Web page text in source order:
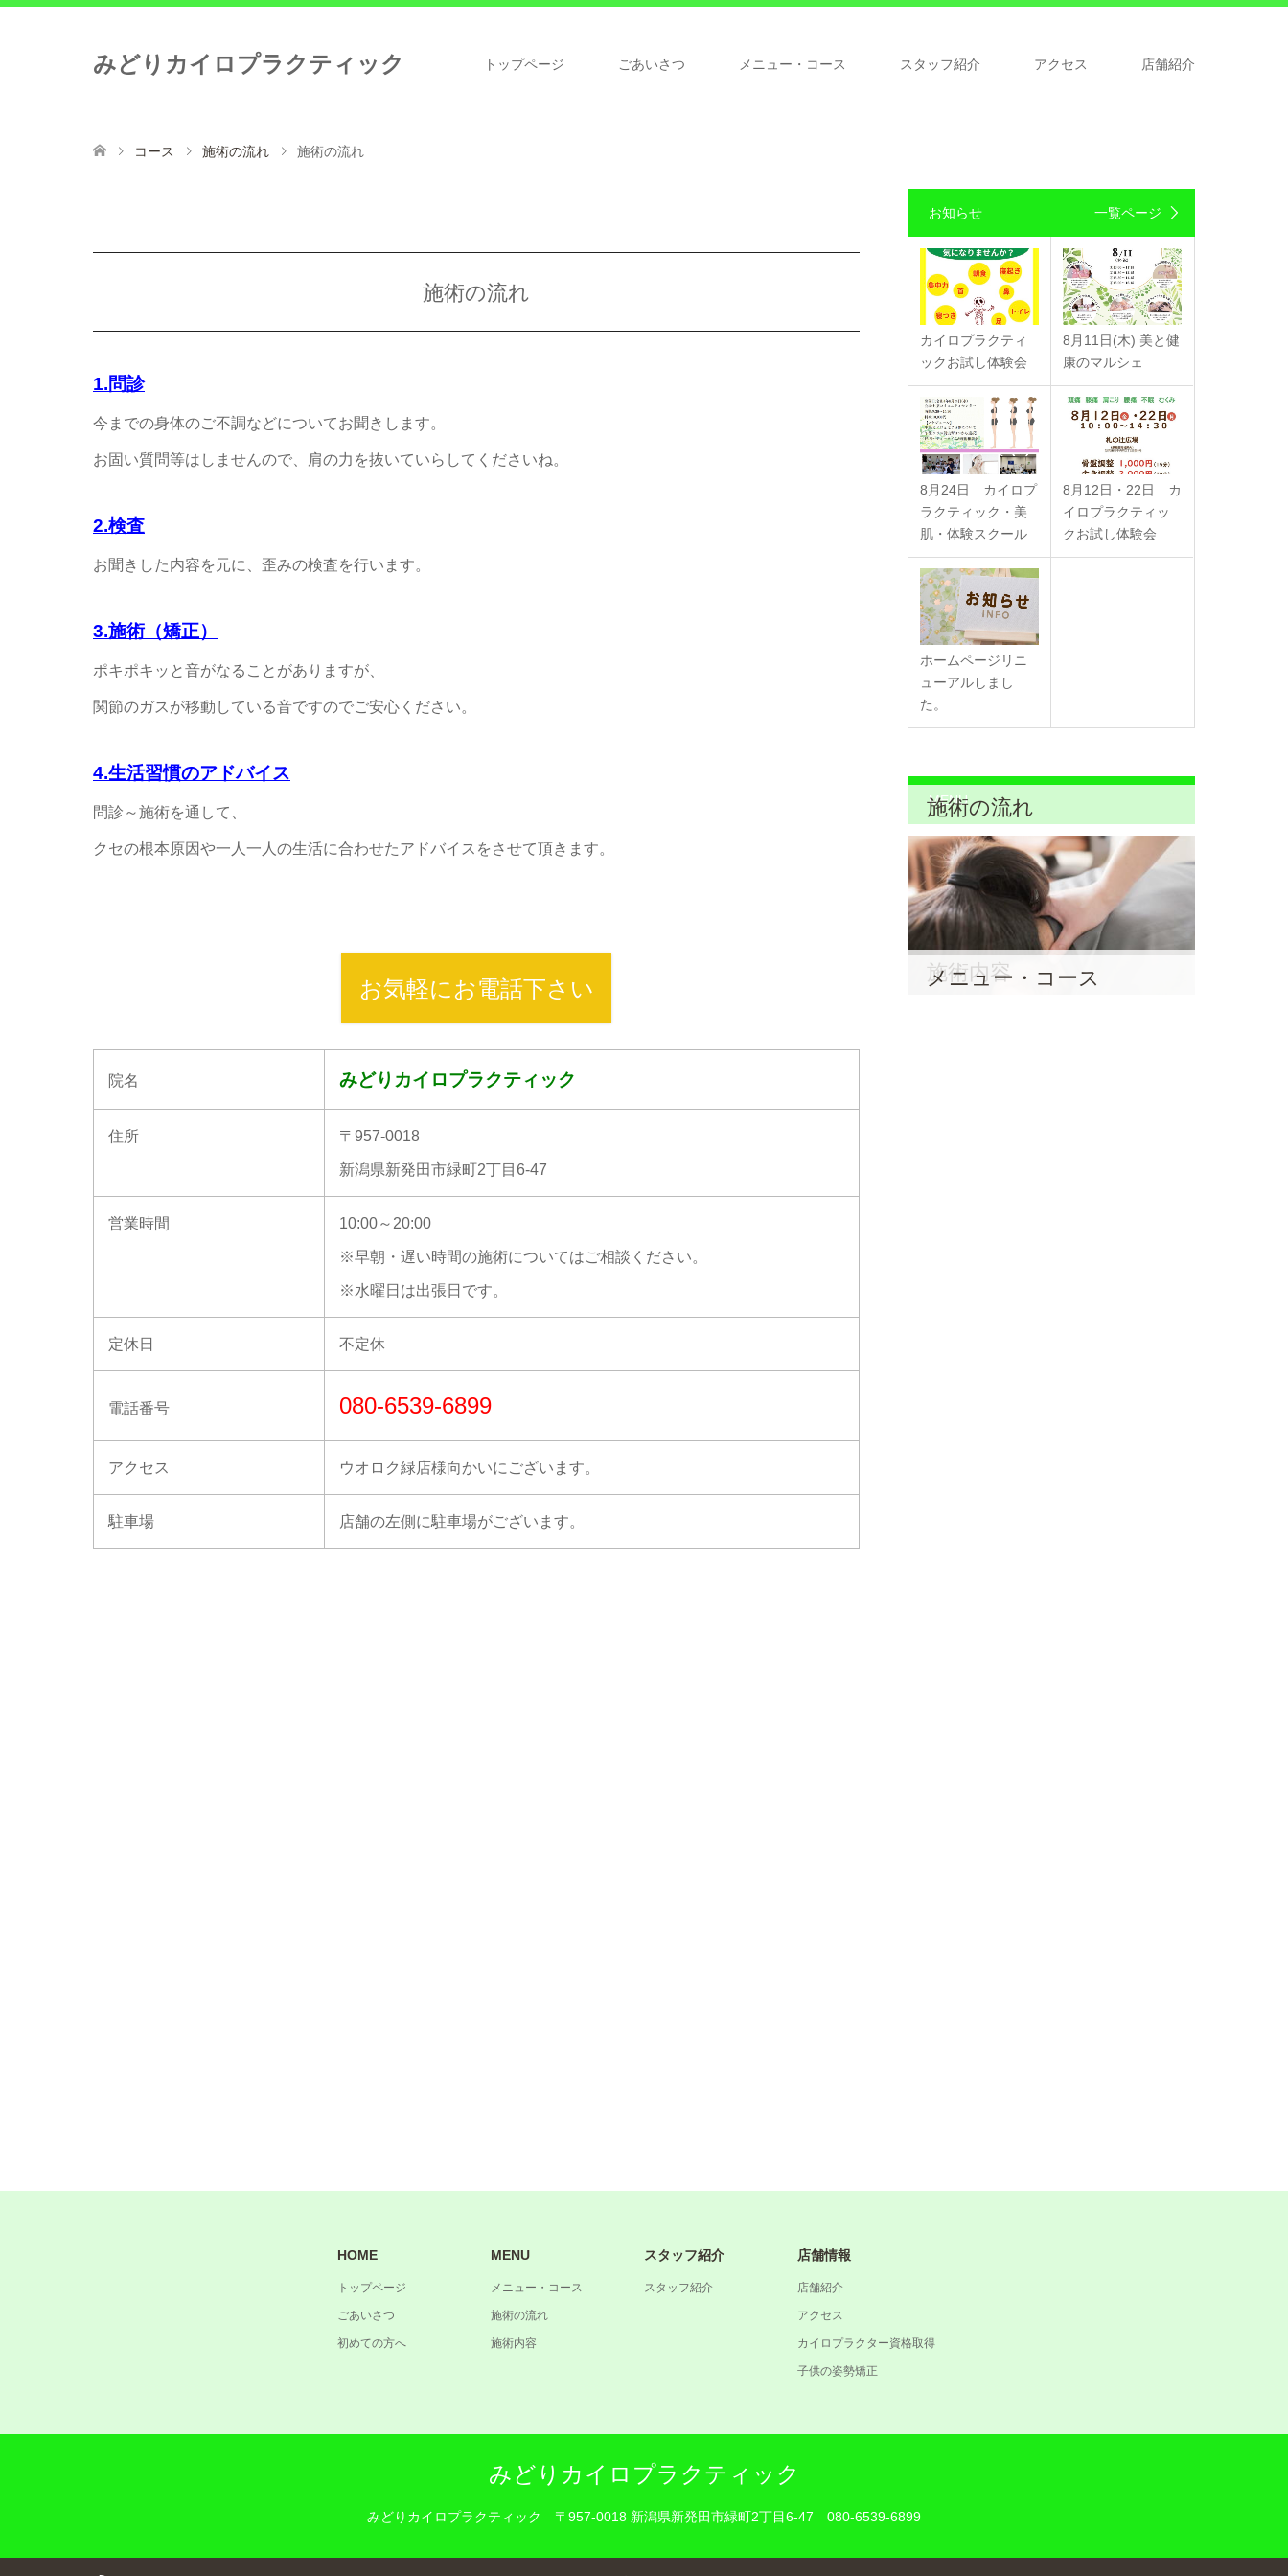
みどりカイロプラクティック トップページ ごあいさつ メニュー・コース スタッフ紹介 アクセス 店舗紹介
コース 施術の流れ 施術の流れ
施術の流れ
1.問診
今までの身体のご不調などについてお聞きします。
お固い質問等はしませんので、肩の力を抜いていらしてくださいね。
2.検査
お聞きした内容を元に、歪みの検査を行います。
3.施術（矯正）
ポキポキッと音がなることがありますが、
関節のガスが移動している音ですのでご安心ください。
4.生活習慣のアドバイス
問診～施術を通して、
クセの根本原因や一人一人の生活に合わせたアドバイスをさせて頂きます。
お気軽にお電話下さい
院名 みどりカイロプラクティック
住所 〒957-0018
新潟県新発田市緑町2丁目6-47
営業時間 10:00～20:00
※早朝・遅い時間の施術についてはご相談ください。
※水曜日は出張日です。
定休日 不定休
電話番号 080-6539-6899
アクセス ウオロク緑店様向かいにございます。
駐車場 店舗の左側に駐車場がございます。
お知らせ 一覧ページ
カイロプラクティ
ックお試し体験会
8月11日(木) 美と健
康のマルシェ
8月24日 カイロプ
ラクティック・美
肌・体験スクール
8月12日・22日 カ
イロプラクティッ
クお試し体験会
ホームページリニ
ューアルしまし
た。
MENU
施術の流れ
施術内容
メニュー・コース
HOME
トップページ
ごあいさつ
初めての方へ
MENU
メニュー・コース
施術の流れ
施術内容
スタッフ紹介
スタッフ紹介
店舗情報
店舗紹介
アクセス
カイロプラクター資格取得
子供の姿勢矯正
みどりカイロプラクティック
みどりカイロプラクティック 〒957-0018 新潟県新発田市緑町2丁目6-47 080-6539-6899